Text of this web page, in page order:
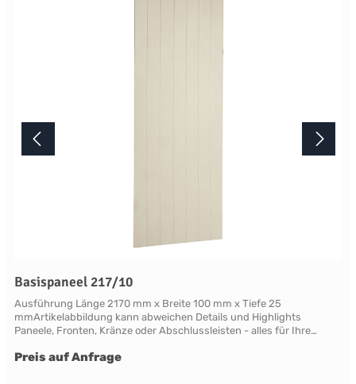
Basispaneel 217/10
Ausführung Länge 2170 mm x Breite 100 mm x Tiefe 25
mmArtikelabbildung kann abweichen Details und Highlights
Paneele, Fronten, Kränze oder Abschlussleisten - alles für Ihre
variablen Ausstattungen und DimensionenNahezu grenzenlose
Preis auf Anfrage